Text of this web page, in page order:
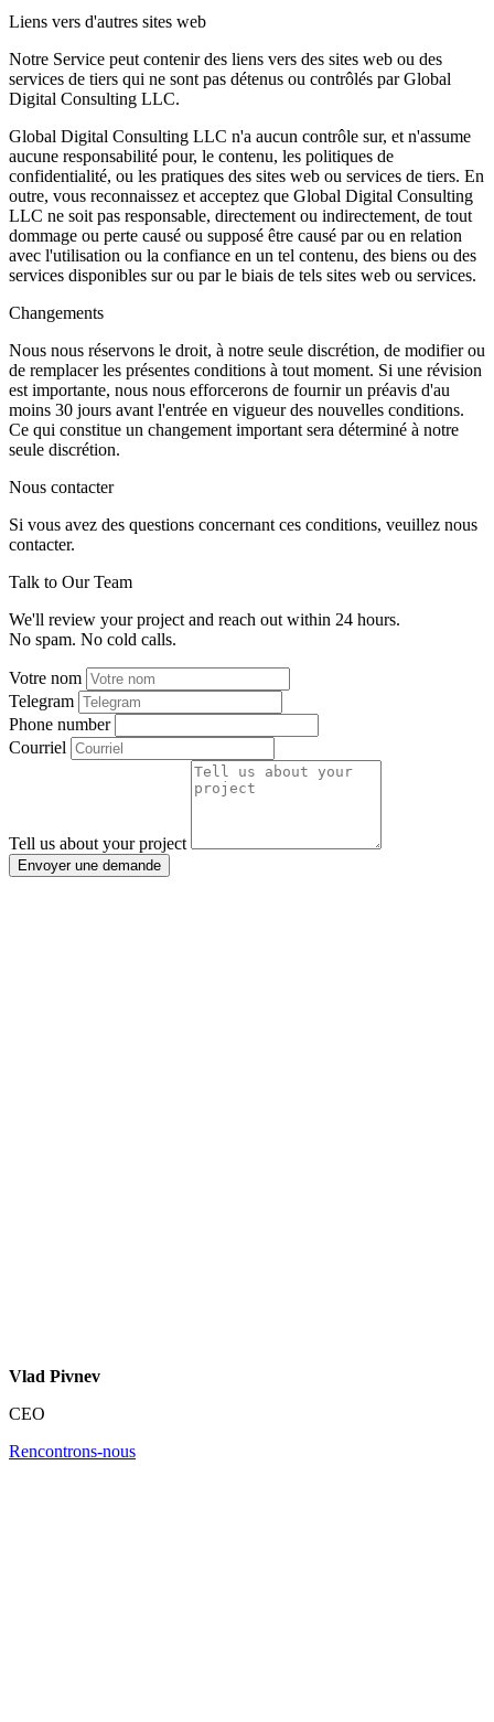
Liens vers d'autres sites web
Notre Service peut contenir des liens vers des sites web ou des
services de tiers qui ne sont pas détenus ou contrôlés par Global
Digital Consulting LLC.
Global Digital Consulting LLC n'a aucun contrôle sur, et n'assume
aucune responsabilité pour, le contenu, les politiques de
confidentialité, ou les pratiques des sites web ou services de tiers. En
outre, vous reconnaissez et acceptez que Global Digital Consulting
LLC ne soit pas responsable, directement ou indirectement, de tout
dommage ou perte causé ou supposé être causé par ou en relation
avec l'utilisation ou la confiance en un tel contenu, des biens ou des
services disponibles sur ou par le biais de tels sites web ou services.
Changements
Nous nous réservons le droit, à notre seule discrétion, de modifier ou
de remplacer les présentes conditions à tout moment. Si une révision
est importante, nous nous efforcerons de fournir un préavis d'au
moins 30 jours avant l'entrée en vigueur des nouvelles conditions.
Ce qui constitue un changement important sera déterminé à notre
seule discrétion.
Nous contacter
Si vous avez des questions concernant ces conditions, veuillez nous
contacter.
Talk to Our Team
We'll review your project and reach out within 24 hours.
No spam. No cold calls.
Votre nom
Telegram
Phone number
Courriel
Tell us about your project
Envoyer une demande
Vlad Pivnev
CEO
Rencontrons-nous